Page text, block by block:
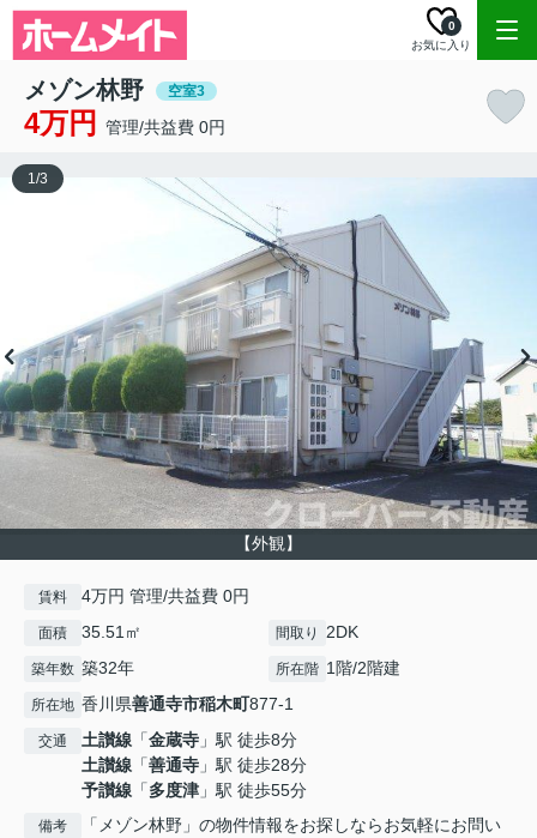
お気に入り
0
メゾン林野 空室3
4万円 管理/共益費 0円
【外観】
1/3
賃料 4万円 管理/共益費 0円
面積 35.51㎡ 間取り 2DK
築年数 築32年 所在階 1階/2階建
所在地 香川県善通寺市稲木町877-1
交通 土讃線 「金蔵寺 」駅 徒歩8分
土讃線 「善通寺 」駅 徒歩28分
予讃線 「多度津 」駅 徒歩55分
備考
「メゾン林野」の物件情報をお探しならお気軽にお問い